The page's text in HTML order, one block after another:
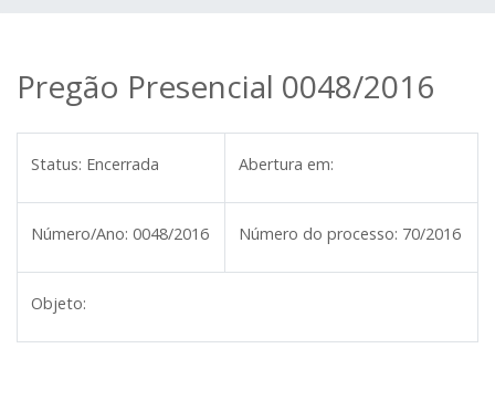
Pregão Presencial 0048/2016
Status: Encerrada Abertura em:
Número/Ano: 0048/2016 Número do processo: 70/2016
Objeto: